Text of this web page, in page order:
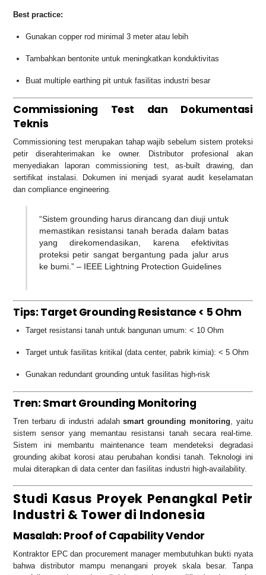
Best practice:
Gunakan copper rod minimal 3 meter atau lebih
Tambahkan bentonite untuk meningkatkan konduktivitas
Buat multiple earthing pit untuk fasilitas industri besar
Commissioning Test dan Dokumentasi
Teknis
Commissioning test merupakan tahap wajib sebelum sistem proteksi
petir diserahterimakan ke owner. Distributor profesional akan
menyediakan laporan commissioning test, as-built drawing, dan
sertifikat instalasi. Dokumen ini menjadi syarat audit keselamatan
dan compliance engineering.
“Sistem grounding harus dirancang dan diuji untuk
memastikan resistansi tanah berada dalam batas
yang direkomendasikan, karena efektivitas
proteksi petir sangat bergantung pada jalur arus
ke bumi.” – IEEE Lightning Protection Guidelines
Tips: Target Grounding Resistance < 5 Ohm
Target resistansi tanah untuk bangunan umum: < 10 Ohm
Target untuk fasilitas kritikal (data center, pabrik kimia): < 5 Ohm
Gunakan redundant grounding untuk fasilitas high-risk
Tren: Smart Grounding Monitoring
Tren terbaru di industri adalahsmart grounding monitoring, yaitu
sistem sensor yang memantau resistansi tanah secara real-time.
Sistem ini membantu maintenance team mendeteksi degradasi
grounding akibat korosi atau perubahan kondisi tanah. Teknologi ini
mulai diterapkan di data center dan fasilitas industri high-availability.
Studi Kasus Proyek Penangkal Petir
Industri & Tower di Indonesia
Masalah: Proof of Capability Vendor
Kontraktor EPC dan procurement manager membutuhkan bukti nyata
bahwa distributor mampu menangani proyek skala besar. Tanpa